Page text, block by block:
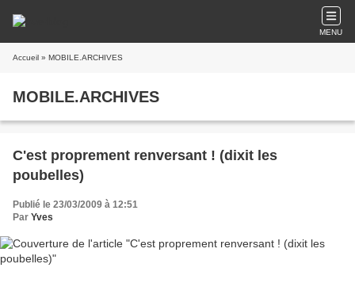
MENU
Accueil » MOBILE.ARCHIVES
MOBILE.ARCHIVES
C'est proprement renversant ! (dixit les
poubelles)
Publié le 23/03/2009 à 12:51
Par Yves